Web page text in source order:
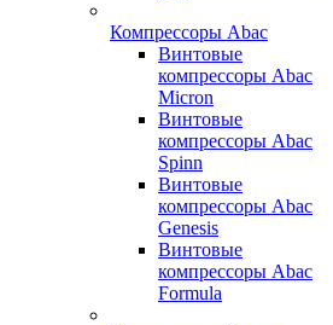
Компрессоры Abac
Винтовые
компрессоры Abac
Micron
Винтовые
компрессоры Abac
Spinn
Винтовые
компрессоры Abac
Genesis
Винтовые
компрессоры Abac
Formula